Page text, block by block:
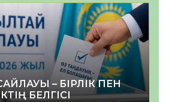
– БІРЛІК ПЕН
БЕЛГІСІ